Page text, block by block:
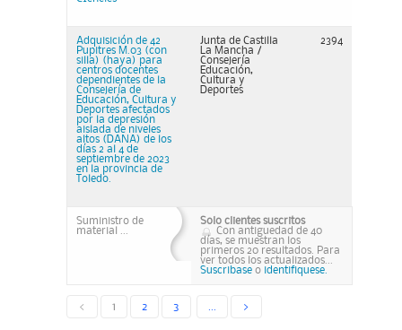
Adquisición de 42
Pupitres M.03 (con
silla) (haya) para
centros docentes
dependientes de la
Consejería de
Educación, Cultura y
Deportes afectados
por la depresión
aislada de niveles
altos (DANA) de los
días 2 al 4 de
septiembre de 2023
en la provincia de
Toledo.
Junta de Castilla
La Mancha /
Consejería
Educación,
Cultura y
Deportes
2394
Suministro de
material ...
Solo clientes suscritos
Con antiguedad de 40
días, se muestran los
primeros 20 resultados. Para
ver todos los actualizados...
Suscribase o identifiquese.
< 1 2 3 >